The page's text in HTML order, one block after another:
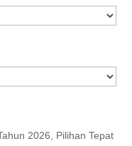
2026, Pilihan Tepat